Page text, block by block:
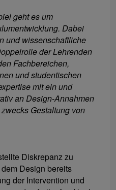
geht es um
Dabei
und wissenschaftliche
der Lehrenden
Fachbereichen,
und studentischen
mit ein und
an Design-Annahmen
Gestaltung von
Diskrepanz zu
Design bereits
der Intervention und